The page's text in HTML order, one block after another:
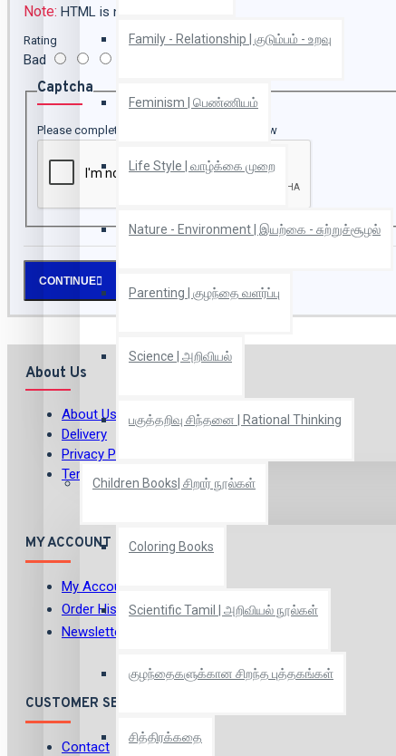
Family - Relationship | குடும்பம் - உறவு
Feminism | பெண்ணியம்
Life Style | வாழ்க்கை முறை
Nature - Environment | இயற்கை - சுற்றுச்சூழல்
Parenting | குழந்தை வளர்ப்பு
Science | அறிவியல்
பகுத்தறிவு சிந்தனை | Rational Thinking
Children Books| சிறார் நூல்கள்
Coloring Books
Scientific Tamil | அறிவியல் நூல்கள்
குழந்தைகளுக்கான சிறந்த புத்தகங்கள்
சித்திரக்கதை
Note: HTML is not translated!
Rating
Bad
Captcha
Please complete the captcha validation below
CONTINUE
About Us
About Us
Delivery
Privacy Policy
Terms & Conditions
MY ACCOUNT
My Account
Order History
Newsletter
CUSTOMER SERVICE
Contact